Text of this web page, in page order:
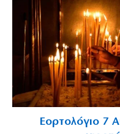
Εορτολόγιο 7